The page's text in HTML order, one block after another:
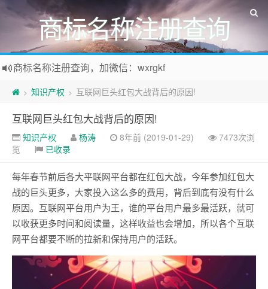
商标名称注册查询
商标名称注册查询，加微信：wxrgkf
商标注册和购买，加微信：wxrgkf
> 知识产权 > 互联网巨头红包大战背后的原因!
互联网巨头红包大战背后的原因!
知识产权 杨涛 8年前 (2019-01-29)
7473次浏
览
已收录
每年春节前后各大平联网平台都在红包大战，今年参加红包大
战的巨头更多，大家投入这么多的费用，背后到底有没有什么
原因。互联网平台用户为王，谁的平台用户最多最活跃，就可
以收获更多时间和阅读量，这样收益也会增加，所以各个互联
网平台都要不断的拉新和保持用户的活跃。